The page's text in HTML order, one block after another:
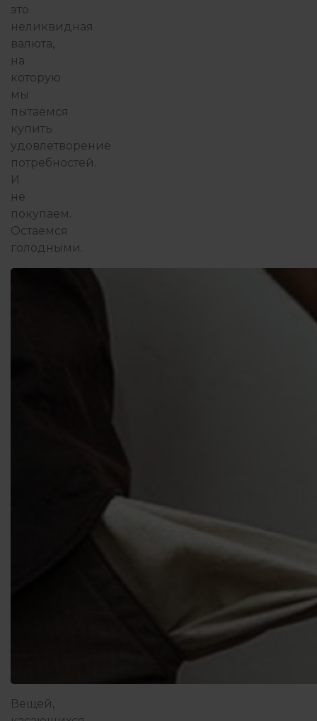
это
неликвидная
валюта,
на
которую
мы
пытаемся
купить
удовлетворение
потребностей.
И
не
покупаем.
Остаемся
голодными.
Вещей,